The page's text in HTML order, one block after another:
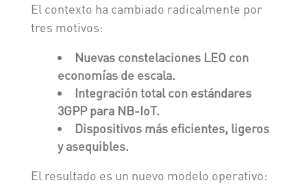
El contexto ha cambiado radicalmente por
tres motivos:
Nuevas constelaciones LEO con
economías de escala.
Integración total con estándares
3GPP para NB-IoT.
Dispositivos más eficientes, ligeros
y asequibles.
El resultado es un nuevo modelo operativo: